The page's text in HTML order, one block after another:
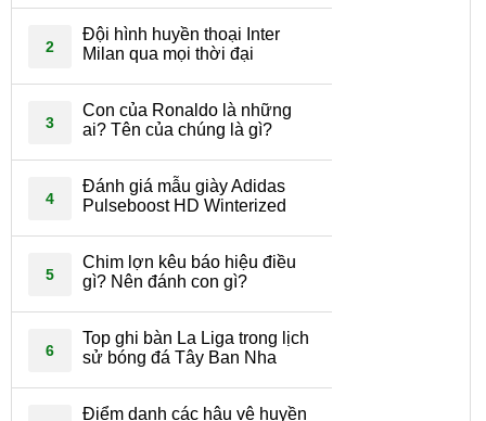
2
Đội hình huyền thoại Inter
Milan qua mọi thời đại
3
Con của Ronaldo là những
ai? Tên của chúng là gì?
4
Đánh giá mẫu giày Adidas
Pulseboost HD Winterized
5
Chim lợn kêu báo hiệu điều
gì? Nên đánh con gì?
6
Top ghi bàn La Liga trong lịch
sử bóng đá Tây Ban Nha
Điểm danh các hậu vệ huyền